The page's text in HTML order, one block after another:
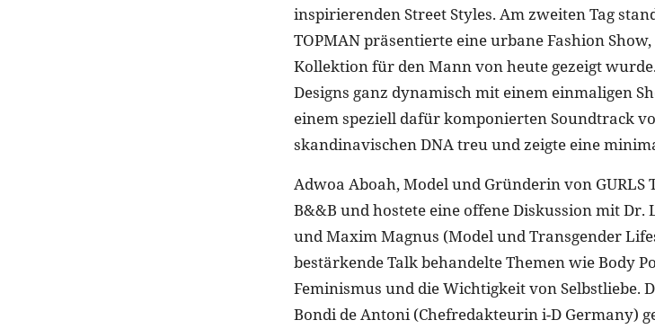
inspirierenden Street Styles. Am zweiten Tag
TOPMAN präsentierte eine urbane Fashion
Kollektion für den Mann von heute gezeigt
Designs ganz dynamisch mit einem einmaligen
einem speziell dafür komponierten Soundtrack
skandinavischen DNA treu und zeigte eine
Adwoa Aboah, Model und Gründerin von
B&&B und hostete eine offene Diskussion mit Dr.
und Maxim Magnus (Model und Transgender
bestärkende Talk behandelte Themen wie Body
Feminismus und die Wichtigkeit von Selbstliebe.
Bondi de Antoni (Chefredakteurin i-D Germany)